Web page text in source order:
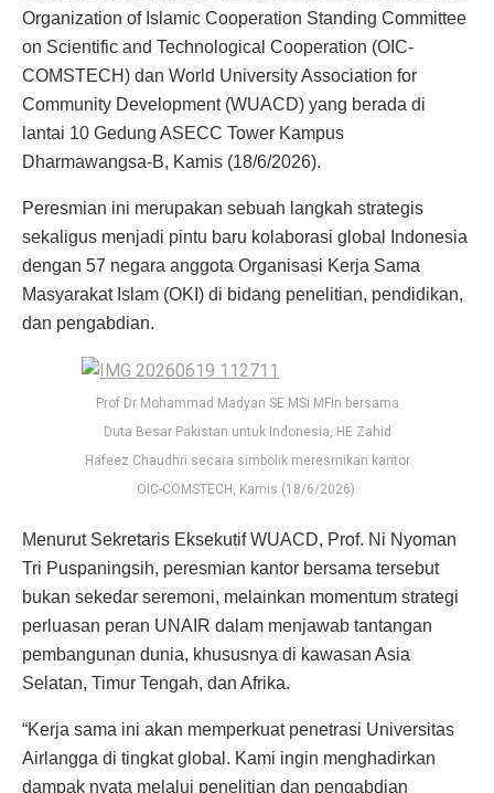
Organization of Islamic Cooperation Standing Committee
on Scientific and Technological Cooperation (OIC-
COMSTECH) dan World University Association for
Community Development (WUACD) yang berada di
lantai 10 Gedung ASECC Tower Kampus
Dharmawangsa-B, Kamis (18/6/2026).
Peresmian ini merupakan sebuah langkah strategis
sekaligus menjadi pintu baru kolaborasi global Indonesia
dengan 57 negara anggota Organisasi Kerja Sama
Masyarakat Islam (OKI) di bidang penelitian, pendidikan,
dan pengabdian.
Prof Dr Mohammad Madyan SE MSi MFin bersama
Duta Besar Pakistan untuk Indonesia, HE Zahid
Hafeez Chaudhri secara simbolik meresmikan kantor
OIC-COMSTECH, Kamis (18/6/2026).
Menurut Sekretaris Eksekutif WUACD, Prof. Ni Nyoman
Tri Puspaningsih, peresmian kantor bersama tersebut
bukan sekedar seremoni, melainkan momentum strategi
perluasan peran UNAIR dalam menjawab tantangan
pembangunan dunia, khususnya di kawasan Asia
Selatan, Timur Tengah, dan Afrika.
“Kerja sama ini akan memperkuat penetrasi Universitas
Airlangga di tingkat global. Kami ingin menghadirkan
dampak nyata melalui penelitian dan pengabdian